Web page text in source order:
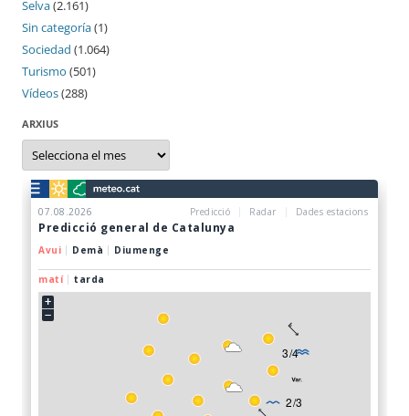
Selva(2.161)
Sin categoría(1)
Sociedad (1.064)
Turismo (501)
Vídeos(288)
ARXIUS
Arxius